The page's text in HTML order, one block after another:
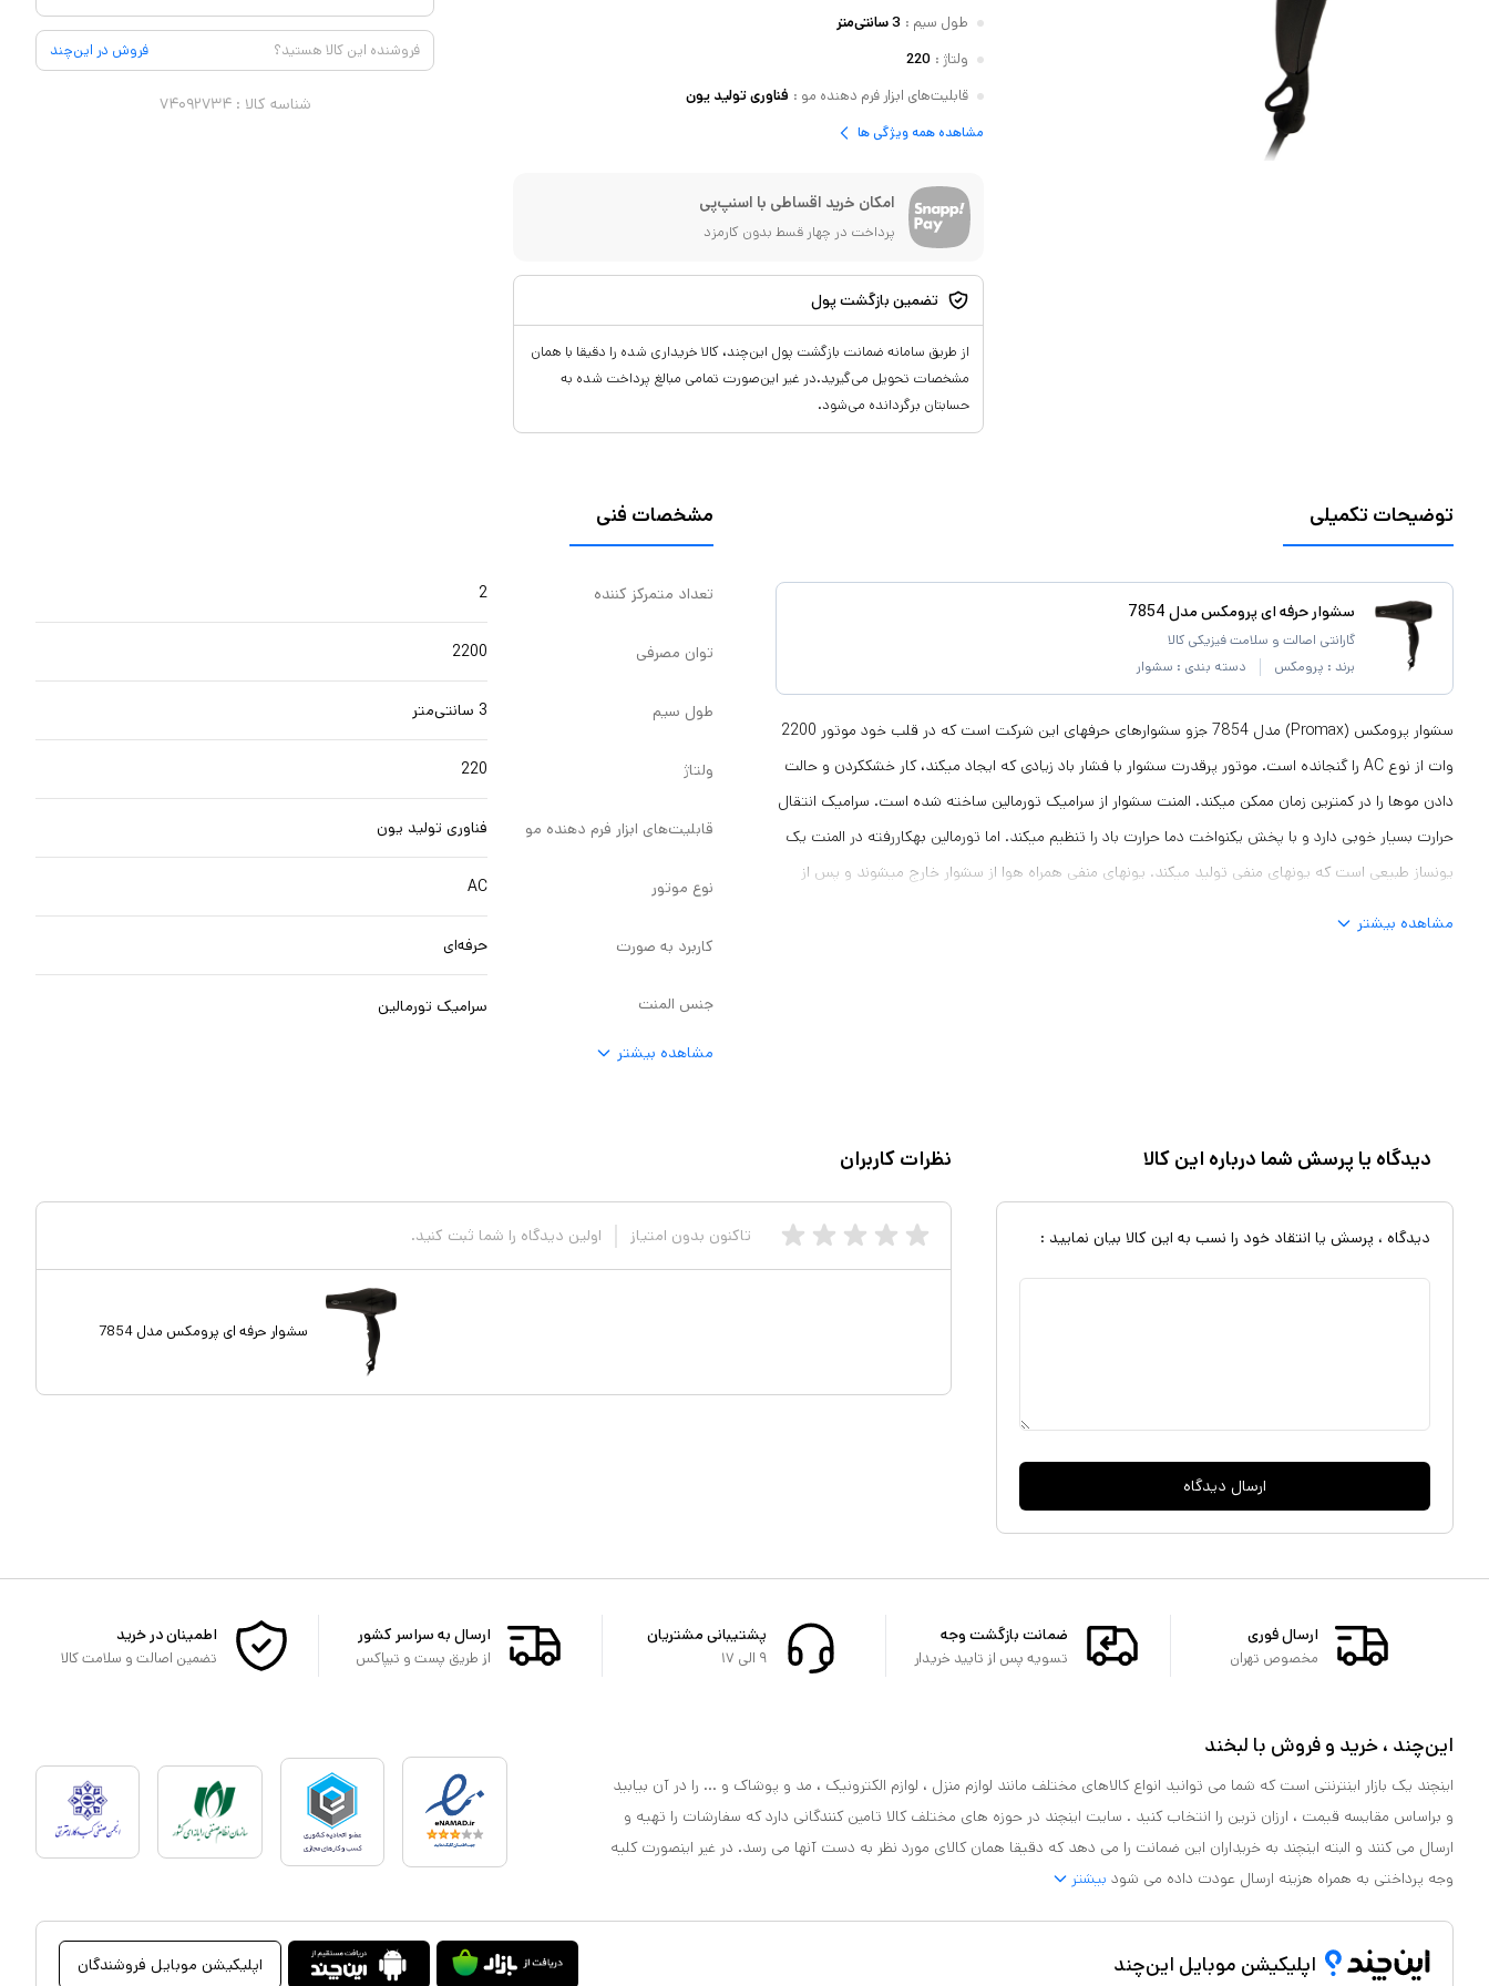
طول سیم : 3 سانتی‌متر
ولتاژ :
220
قابلیت‌های ابزار فرم دهنده مو : فناوری تولید یون
مشاهده همه ویژگی ها
امکان خرید اقساطی با اسنپ‌پی
پرداخت در چهار قسط بدون کارمزد
تضمین بازگشت پول
از طریق سامانه ضمانت بازگشت پول این‌چند، کالا خریداری شده را دقیقا با همان
مشخصات تحویل می‌گیرید.در غیر این‌صورت تمامی مبالغ پرداخت شده به
حسابتان برگردانده می‌شود.
فروشنده این کالا هستید؟ فروش در این‌چند
شناسه کالا :۷۴۰۹۲۷۳۴
توضیحات تکمیلی
سشوار حرفه‌ ای پرومکس مدل 7854
گارانتی اصالت و سلامت فیزیکی کالا
برند : پرومکس دسته بندی : سشوار
سشوار پرومکس (Promax) مدل 7854 جزو سشوارهای حرفهای این شرکت است که در قلب خود موتور 2200
وات از نوع AC را گنجانده است. موتور پرقدرت سشوار با فشار باد زیادی که ایجاد میکند، کار خشککردن و حالت
دادن موها را در کمترین زمان ممکن میکند. المنت سشوار از سرامیک تورمالین ساخته شده است. سرامیک انتقال
حرارت بسیار خوبی دارد و با پخش یکنواخت دما حرارت باد را تنظیم میکند. اما تورمالین بهکاررفته در المنت یک
یونساز طبیعی است که یونهای منفی تولید میکند. یونهای منفی همراه هوا از سشوار خارج میشوند و پس از
و گردوغبار روی آن را تمیز کرد. سیم سشوار 3 متر طول داشته و در انتهای خود حلقهای برای آویزان کردن دارد.
حالت سرعت و سه حالت حرارت، دکمهی باد سرد، دو متمرکز کنندهی هوا، طراحی ارگونومیک، فیلتر هوای قابل
مشاهده بیشتر
مشخصات فنی
تعداد متمرکز کننده 2
توان مصرفی 2200
طول سیم 3 سانتی‌متر
ولتاژ 220
قابلیت‌های ابزار فرم دهنده مو فناوری تولید یون
نوع موتور AC
کاربرد به صورت حرفه‌ای
جنس المنت سرامیک تورمالین
مشاهده بیشتر
دیدگاه یا پرسش شما درباره این کالا
دیدگاه ، پرسش یا انتقاد خود را نسب به این کالا بیان نمایید :
ارسال دیدگاه
نظرات کاربران
تاکنون بدون امتیاز اولین دیدگاه را شما ثبت کنید.
سشوار حرفه‌ ای پرومکس مدل 7854
ارسال فوری
مخصوص تهران
ضمانت بازگشت وجه
تسویه پس از تایید خریدار
پشتیبانی مشتریان
۹ الی ۱۷
ارسال به سراسر کشور
از طریق پست و تیپاکس
اطمینان در خرید
تضمین اصالت و سلامت کالا
این‌چند ، خرید و فروش با لبخند
اینچند یک بازار اینترنتی است که شما می توانید انواع کالاهای مختلف مانند لوازم منزل ، لوازم الکترونیک ، مد و پوشاک و ... را در آن بیابید
و براساس مقایسه قیمت ، ارزان ترین را انتخاب کنید . سایت اینچند در حوزه های مختلف کالا تامین کنندگانی دارد که سفارشات را تهیه و
ارسال می کنند و البته اینچند به خریداران این ضمانت را می دهد که دقیقا همان کالای مورد نظر به دست آنها می رسد. در غیر اینصورت کلیه
وجه پرداختی به همراه هزینه ارسال عودت داده می شود بیشتر
اپلیکیشن موبایل این‌چند اپلیکیشن موبایل فروشندگان